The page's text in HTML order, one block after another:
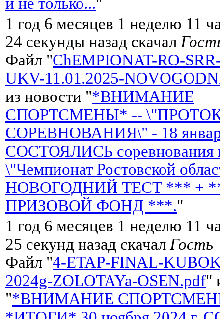
1 год 6 месяцев 1 неделю 11
24 секунды назад скачал
Файл "ChEMPIONAT-RO-
UKV-11.01.2025-
из новости "*ВНИМАНИЕ
СПОРТСМЕНЫ* --
СОРЕВНОВАНИЯ\" - 18
СОСТОЯЛИСЬ соревнования
\"Чемпионат Ростовской
НОВОГОДНИЙ ТЕСТ *** +
ПРИЗОВОЙ ФОНД ***."
1 год 6 месяцев 1 неделю 11
25 секунд назад скачал Гость
Файл "4-ETAP-FINAL-
2024g-ZOLOTAYa-OSEN.pdf"
"*ВНИМАНИЕ